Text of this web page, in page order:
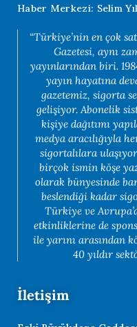
Haber Merkezi: Selim
“Türkiye’nin en çok
Gazetesi, aynı
yayınlarından biri.
yayın hayatına
gazetemiz, sigorta
gelişiyor. Abonelik
kişiye dağıtımı
medya aracılığıyla
sigortalılara
birçok ismin köşe
olarak bünyesinde
beslendiği kadar
Türkiye ve
etkinliklerine de
ile yarını arasından
40 yıldır
İletişim